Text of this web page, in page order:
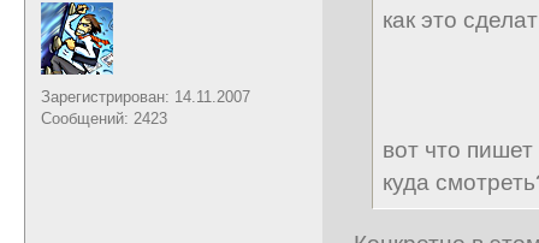
Зарегистрирован: 14.11.2007
Сообщений: 2423
как это
вот что
куда